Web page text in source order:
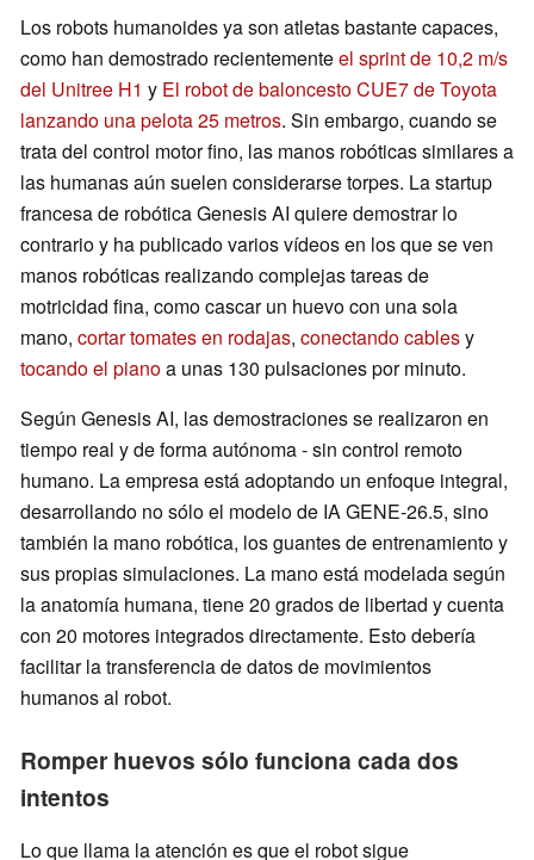
Los robots humanoides ya son atletas bastante capaces,
como han demostrado recientementeel sprint de 10,2 m/s
del Unitree H1 y El robot de baloncesto CUE7 de Toyota
lanzando una pelota 25 metros. Sin embargo, cuando se
trata del control motor fino, las manos robóticas similares a
las humanas aún suelen considerarse torpes. La startup
francesa de robótica Genesis AI quiere demostrar lo
contrario y ha publicado varios vídeos en los que se ven
manos robóticas realizando complejas tareas de
motricidad fina, como cascar un huevo con una sola
mano, cortar tomates en rodajas, conectando cablesy
tocando el pianoa unas 130 pulsaciones por minuto.
Según Genesis AI, las demostraciones se realizaron en
tiempo real y de forma autónoma - sin control remoto
humano. La empresa está adoptando un enfoque integral,
desarrollando no sólo el modelo de IA GENE-26.5, sino
también la mano robótica, los guantes de entrenamiento y
sus propias simulaciones. La mano está modelada según
la anatomía humana, tiene 20 grados de libertad y cuenta
con 20 motores integrados directamente. Esto debería
facilitar la transferencia de datos de movimientos
humanos al robot.
Romper huevos sólo funciona cada dos
intentos
Lo que llama la atención es que el robot sigue